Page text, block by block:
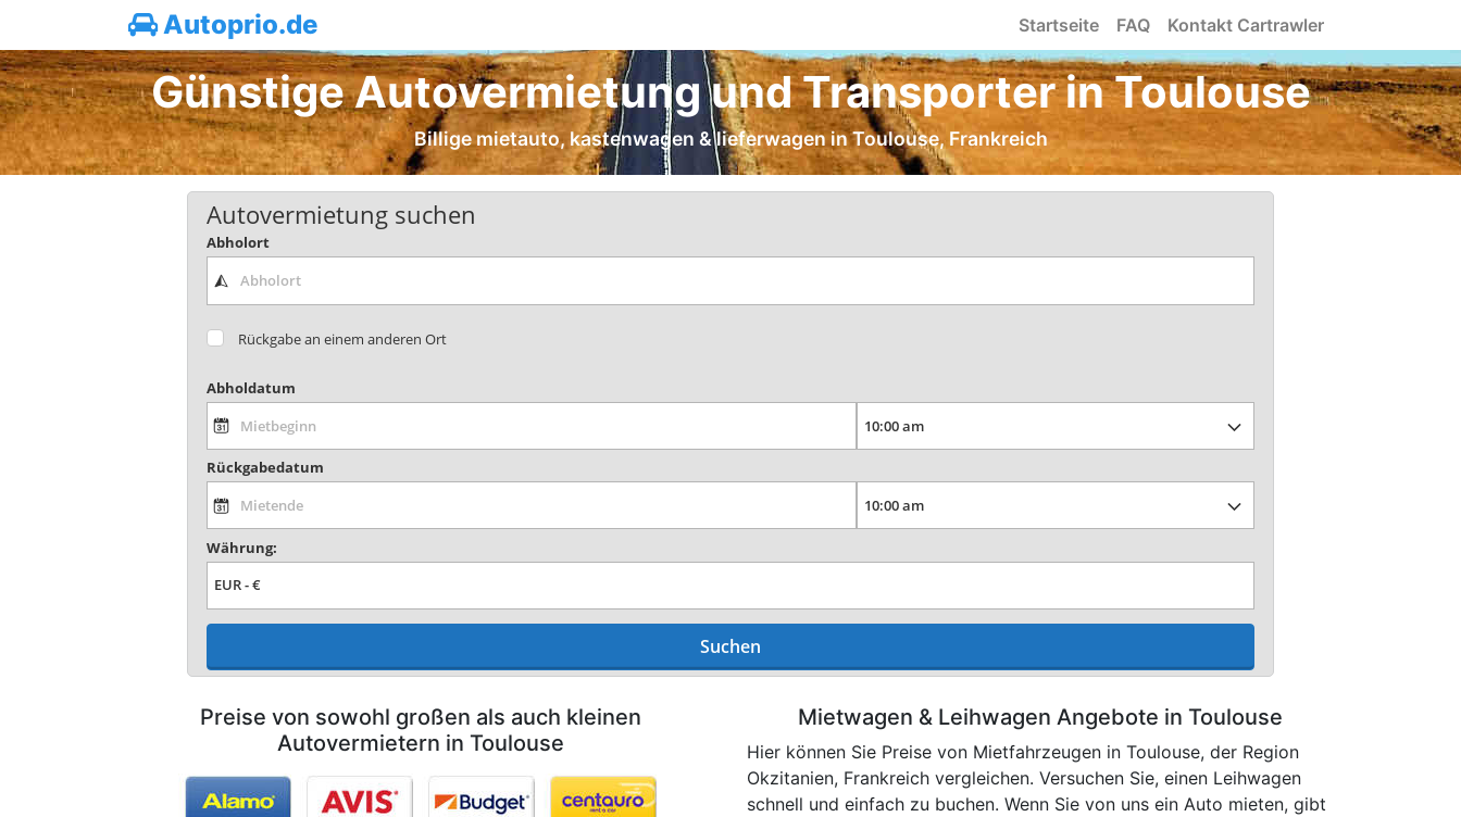
Autoprio.de Startseite FAQ Kontakt Cartrawler
Günstige Autovermietung und Transporter in Toulouse
Billige mietauto, kastenwagen & lieferwagen in Toulouse, Frankreich
Autovermietung suchen
Abholort
Rückgabe an einem anderen Ort
Abholdatum
Rückgabedatum
Währung:
Suchen
Preise von sowohl großen als auch kleinen
Autovermietern in Toulouse
Mietwagen & Leihwagen Angebote in Toulouse
Hier können Sie Preise von Mietfahrzeugen in Toulouse, der Region
Okzitanien, Frankreich vergleichen. Versuchen Sie, einen Leihwagen
schnell und einfach zu buchen. Wenn Sie von uns ein Auto mieten, gibt